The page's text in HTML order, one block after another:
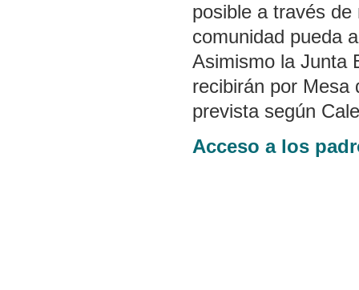
posible a través
comunidad pueda
Asimismo la Junta
recibirán por Mesa
prevista según
Acceso a los